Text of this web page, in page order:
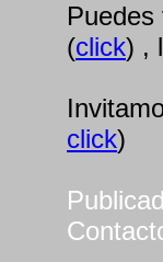
(click) ,
click)